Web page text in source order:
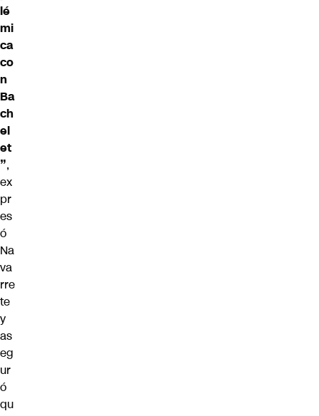
lé
mi
ca
co
n
Ba
ch
el
et
”,
ex
pr
es
ó
Na
va
rre
te
y
as
eg
ur
ó
qu